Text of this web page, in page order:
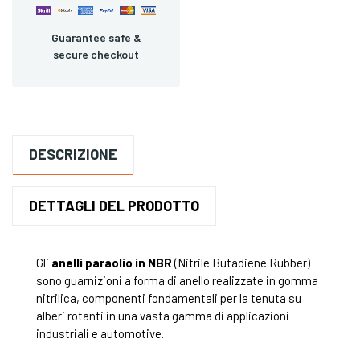
Guarantee safe &
secure checkout
DESCRIZIONE
DETTAGLI DEL PRODOTTO
Gli anelli paraolio in NBR(Nitrile Butadiene Rubber)
sono guarnizioni a forma di anello realizzate in gomma
nitrilica, componenti fondamentali per la tenuta su
alberi rotanti in una vasta gamma di applicazioni
industriali e automotive.